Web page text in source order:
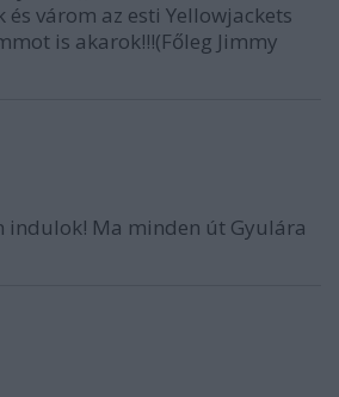
és várom az esti Yellowjackets
is akarok!!!(Főleg Jimmy
indulok! Ma minden út Gyulára